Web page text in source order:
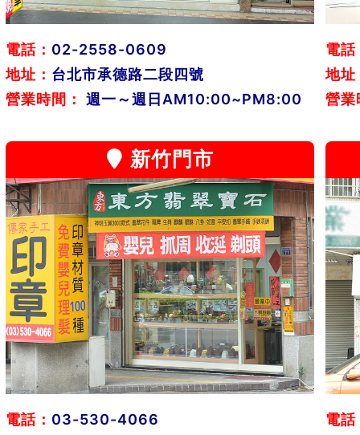
電話： 02-2558-0609
地址： 台北市承德路二段四號
營業時間：
週一～週日AM10:00~PM8:00
電話
地址
營業
新竹門市
電話： 03-530-4066
電話